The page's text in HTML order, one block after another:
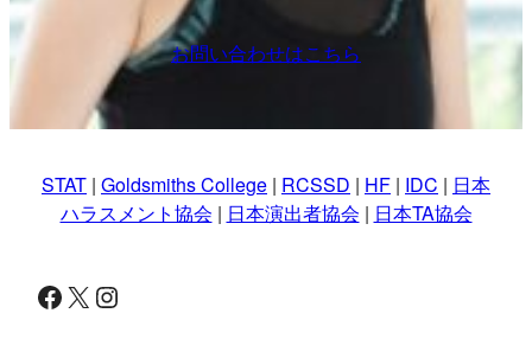
お問い合わせはこちら
STAT | Goldsmiths College | RCSSD | HF | IDC | 日本
ハラスメント協会 | 日本演出者協会 | 日本TA協会
Facebook X Instagram